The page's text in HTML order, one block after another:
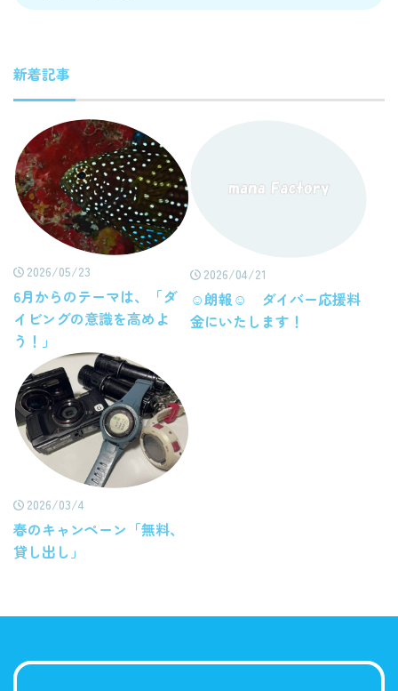
新着記事
2026/05/23
6月からのテーマは、「ダ
イビングの意識を高めよ
う！」
2026/04/21
☺朗報☺ ダイバー応援料
金にいたします！
2026/03/4
春のキャンペーン「無料、
貸し出し」